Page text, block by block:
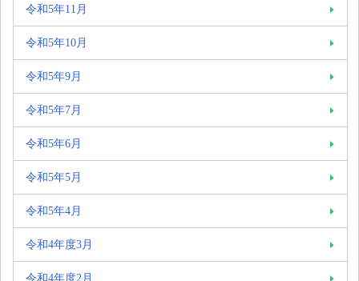
令和5年11月
令和5年10月
令和5年9月
令和5年7月
令和5年6月
令和5年5月
令和5年4月
令和4年度3月
令和4年度2月